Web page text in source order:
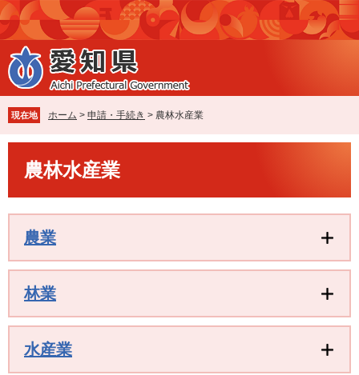
ペ
ー
ジ
の
先
で
す
。
メ
ニ
ュ
ー
を
ば
し
て
現在地 ホーム > 申請・手続き > 農林水産業
農林水産業
農業
林業
水産業